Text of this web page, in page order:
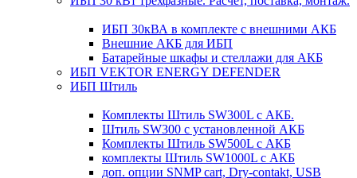
ИБП 30кВА в комплекте с внешними АКБ
Внешние АКБ для ИБП
Батарейные шкафы и стеллажи для АКБ
ИБП VEKTOR ENERGY DEFENDER
ИБП Штиль
Комплекты Штиль SW300L с АКБ.
Штиль SW300 с установленной АКБ
Комплекты Штиль SW500L с АКБ
комплекты Штиль SW1000L с АКБ
доп. опции SNMP cart, Dry-contakt, USB